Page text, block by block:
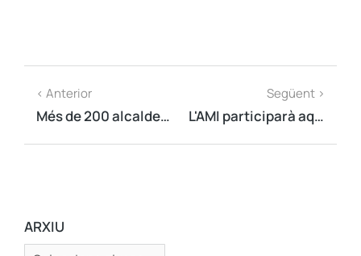
< Anterior
Més de 200 alcaldes mostren el suport al Govern legítim de Catalunya a Brussel·les
Següent >
L'AMI participarà aquest dissabte a la manifestació per exigir l'alliberament dels presos polítics
ARXIU